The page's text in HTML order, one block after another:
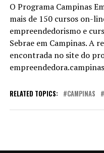
O Programa Campinas
mais de 150 cursos on-
empreendedorismo e
Sebrae em Campinas. A
encontrada no site do
RELATED TOPICS: CAMPINAS